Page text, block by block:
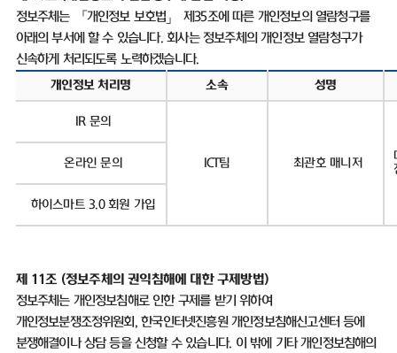
정보주체는 「개인정보 보호법」 제 35조에 따른 개인정보의 열람청구를
아래의 부서에 할 수 있습니다.회사는 정보주체의 개인정보 열람청구가
신속하게 처리되도록 노력하겠습니다.
개인정보 처리명 소속 성명
IR 문의
ICT팀 최관호 매니저
온라인 문의
하이스마트3.0회원 가입
제 11 조 (정보주체의 권익침해에 대한 구제방법)
정보주체는 개인정보침해로 인한 구제를 받기 위하여
개인정보분쟁조정위원회 ,한국인터넷진흥원 개인정보침해신고센터 등에
분쟁해결이나 상담 등을 신청할 수 있습니다. 이 밖에 기타 개인정보침해의